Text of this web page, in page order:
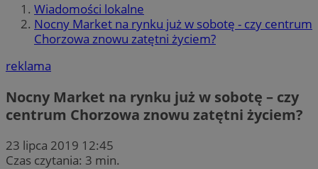
Wiadomości lokalne
Nocny Market na rynku już w sobotę - czy centrum
Chorzowa znowu zatętni życiem?
reklama
Nocny Market na rynku już w sobotę – czy
centrum Chorzowa znowu zatętni życiem?
23 lipca 2019 12:45
Czas czytania: 3 min.